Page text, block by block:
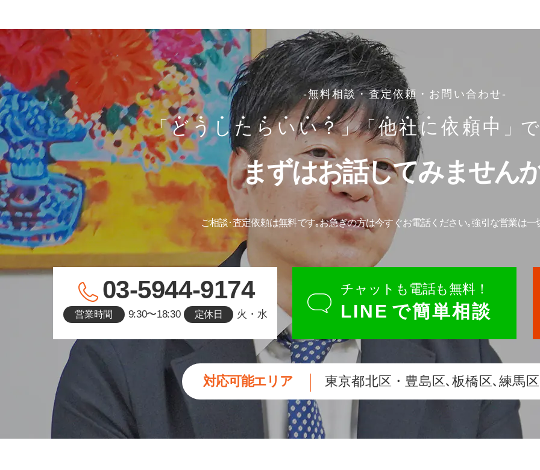
-無料相談・査定依頼・お問い合わせ-
「どうした らいい？」「他社 に 依 頼 中 」
まずはお話してみません
ご相談･査定依頼は無料です｡お急ぎの方は今すぐお電話ください｡強引な営業は一
03-5944-9174
営業時間 9:30〜18:30 定休日 火・水
チャットも電話も無料！
LINE で簡単相談
対応可能エリア 東京都北区・豊島区､板橋区､練馬